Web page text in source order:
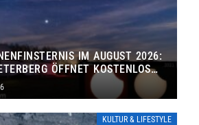
IM AUGUST 2026:
ÖFFNET KOSTENLOS
KULTUR & LIFESTYLE